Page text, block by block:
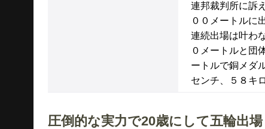
連邦裁判所に訴
００メートルに
連続出場は叶わ
０メートルと団
ートルで銅メダ
センチ、５８キロ
圧倒的な実力で20歳にして五輪出場